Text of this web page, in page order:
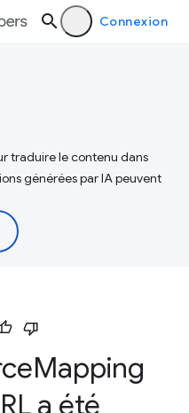
Connexion
traduire le contenu dans
générées par IA peuvent
Mapping
a été